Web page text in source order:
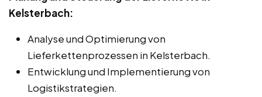
Kelsterbach:
Analyse und Optimierung von
Lieferkettenprozessen in Kelsterbach.
Entwicklung und Implementierung von
Logistikstrategien.